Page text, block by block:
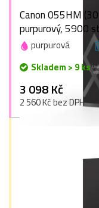
Canon 055HM
purpurový, 5900
purpurová
Skladem > 9 ks
3 098 Kč
2 560 Kč bez DPH